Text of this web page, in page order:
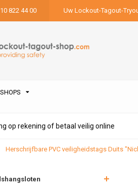
822 44 00 Uw Lockout-Tagout-
SHOPS
op rekening of betaal veilig online
Herschrijfbare PVC veiligheidstags Duits